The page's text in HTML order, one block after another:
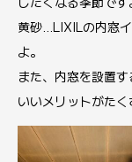
黄砂…LIXILの内窓
よ。
また、内窓を設置
いいメリットがたく